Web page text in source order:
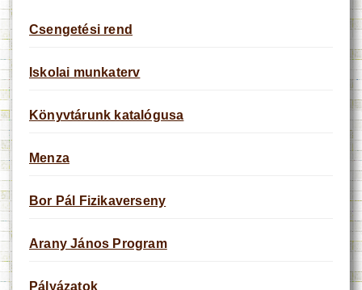
Csengetési rend
Iskolai munkaterv
Könyvtárunk katalógusa
Menza
Bor Pál Fizikaverseny
Arany János Program
Pályázatok